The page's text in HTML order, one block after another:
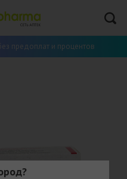
предоплат и процентов